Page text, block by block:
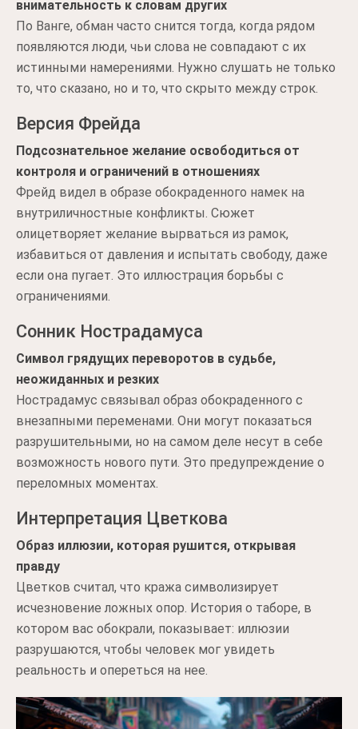
внимательность к словам других
По Ванге, обман часто снится тогда, когда рядом
появляются люди, чьи слова не совпадают с их
истинными намерениями. Нужно слушать не только
то, что сказано, но и то, что скрыто между строк.
Версия Фрейда
Подсознательное желание освободиться от
контроля и ограничений в отношениях
Фрейд видел в образе обокраденного намек на
внутриличностные конфликты. Сюжет
олицетворяет желание вырваться из рамок,
избавиться от давления и испытать свободу, даже
если она пугает. Это иллюстрация борьбы с
ограничениями.
Сонник Нострадамуса
Символ грядущих переворотов в судьбе,
неожиданных и резких
Нострадамус связывал образ обокраденного с
внезапными переменами. Они могут показаться
разрушительными, но на самом деле несут в себе
возможность нового пути. Это предупреждение о
переломных моментах.
Интерпретация Цветкова
Образ иллюзии, которая рушится, открывая
правду
Цветков считал, что кража символизирует
исчезновение ложных опор. История о таборе, в
котором вас обокрали, показывает: иллюзии
разрушаются, чтобы человек мог увидеть
реальность и опереться на нее.